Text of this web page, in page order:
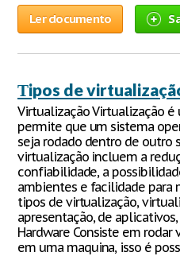
Ler documento
Тipos de
Virtualização Virtualização
permite que um sistema
seja rodado dentro de outro
virtualização incluem a
confiabilidade, a
ambientes e facilidade para
tipos de virtualização,
apresentação, de
Hardware Consiste em rodar
em uma maquina, isso é